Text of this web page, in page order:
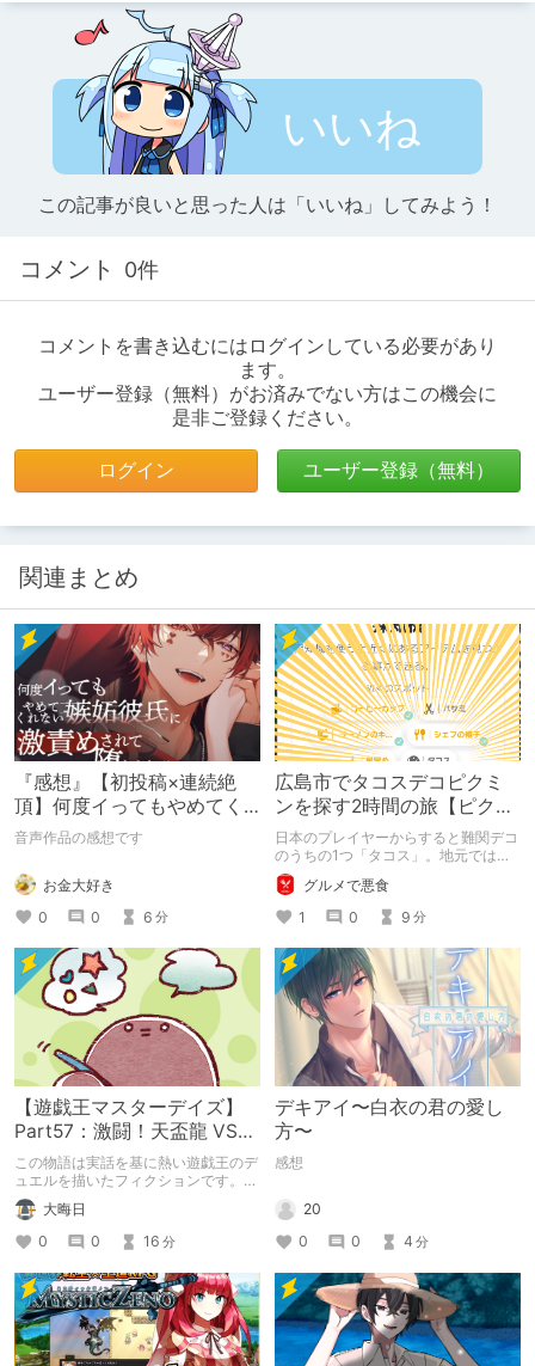
いいね
この記事が良いと思った人は「いいね」してみよう！
コメント 0件
コメントを書き込むにはログインしている必要があり
ます。
ユーザー登録（無料）がお済みでない方はこの機会に
是非ご登録ください。
ログイン ユーザー登録（無料）
関連まとめ
『感想』【初投稿×連続絶
頂】何度イってもやめてく
れない嫉妬彼氏に激責めさ
音声作品の感想です
お金大好き
0
0 6 分
広島市でタコスデコピクミ
ンを探す2時間の旅【ピクミ
ンブルーム / Pikmin
Bloom】
日本のプレイヤーからすると難関デコ
のうちの1つ「タコス」。地元では見
つけられなかった男が広島で探す旅を
お送りします。ねくすと5月のテーマ
「お出かけの記録」。
グルメで悪食
1
0 9 分
【遊戯王マスターデイズ】
Part57：激闘！天盃龍 VS
千年D【架空デュエル】
この物語は実話を基に熱い遊戯王のデ
ュエルを描いたフィクションです。
（自分用メモ：2025-05-14）
大晦日
0
0 16 分
デキアイ〜白衣の君の愛し
方〜
感想
20
0
0 4 分